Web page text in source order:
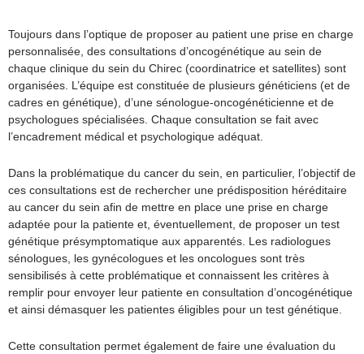
Toujours dans l’optique de proposer au patient une prise en charge
personnalisée, des consultations d’oncogénétique au sein de
chaque clinique du sein du Chirec (coordinatrice et satellites) sont
organisées. L’équipe est constituée de plusieurs généticiens (et de
cadres en génétique), d’une sénologue-oncogénéticienne et de
psychologues spécialisées. Chaque consultation se fait avec
l’encadrement médical et psychologique adéquat.
Dans la problématique du cancer du sein, en particulier, l’objectif de
ces consultations est de rechercher une prédisposition héréditaire
au cancer du sein afin de mettre en place une prise en charge
adaptée pour la patiente et, éventuellement, de proposer un test
génétique présymptomatique aux apparentés. Les radiologues
sénologues, les gynécologues et les oncologues sont très
sensibilisés à cette problématique et connaissent les critères à
remplir pour envoyer leur patiente en consultation d’oncogénétique
et ainsi démasquer les patientes éligibles pour un test génétique.
Cette consultation permet également de faire une évaluation du